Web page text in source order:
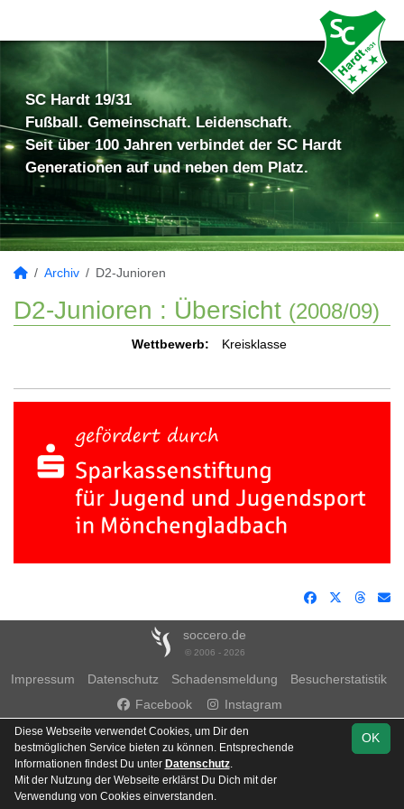
SC Hardt 19/31
Fußball. Gemeinschaft. Leidenschaft.
Seit über 100 Jahren verbindet der SC Hardt
Generationen auf und neben dem Platz.
Archiv D2-Junioren
Team
D2-Junioren : Übersicht (2008/09)
Wettbewerb: Kreisklasse
soccero.de
© 2006 - 2026
Impressum Datenschutz Schadensmeldung
Besucherstatistik
Facebook
Instagram
OK
Diese Webseite verwendet Cookies, um Dir den
bestmöglichen Service bieten zu können. Entsprechende
Informationen findest Du unter Datenschutz.
Mit der Nutzung der Webseite erklärst Du Dich mit der
Verwendung von Cookies einverstanden.